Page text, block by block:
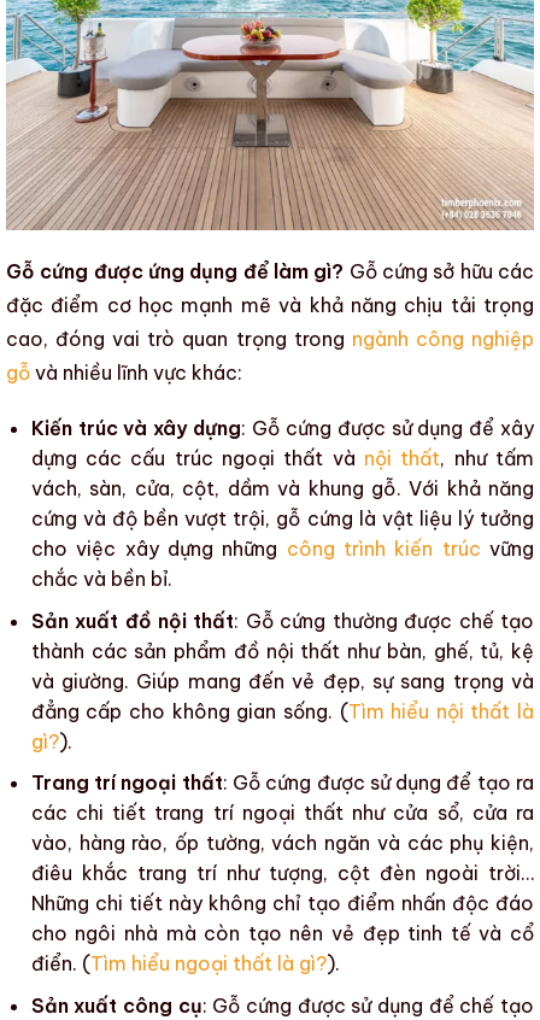
Gỗ cứng được ứng dụng để làm gì? Gỗ cứng sở hữu các
đặc điểm cơ học mạnh mẽ và khả năng chịu tải trọng
cao, đóng vai trò quan trọng trong ngành công nghiệp
gỗ và nhiều lĩnh vực khác:
Kiến trúc và xây dựng: Gỗ cứng được sử dụng để xây
dựng các cấu trúc ngoại thất và nội thất, như tấm
vách, sàn, cửa, cột, dầm và khung gỗ. Với khả năng
cứng và độ bền vượt trội, gỗ cứng là vật liệu lý tưởng
cho việc xây dựng những công trình kiến trúc vững
chắc và bền bỉ.
Sản xuất đồ nội thất: Gỗ cứng thường được chế tạo
thành các sản phẩm đồ nội thất như bàn, ghế, tủ, kệ
và giường. Giúp mang đến vẻ đẹp, sự sang trọng và
đẳng cấp cho không gian sống. (Tìm hiểu nội thất là
gì?).
Trang trí ngoại thất: Gỗ cứng được sử dụng để tạo ra
các chi tiết trang trí ngoại thất như cửa sổ, cửa ra
vào, hàng rào, ốp tường,vách ngăn và các phụ kiện,
điêu khắc trang trínhư tượng, cột đèn ngoài trời…
Những chi tiết này không chỉ tạo điểm nhấn độc đáo
cho ngôi nhà mà còn tạo nên vẻ đẹp tinh tế và cổ
điển. (Tìm hiểu ngoại thất là gì?).
Sản xuất công cụ: Gỗ cứng được sử dụng để chế tạo